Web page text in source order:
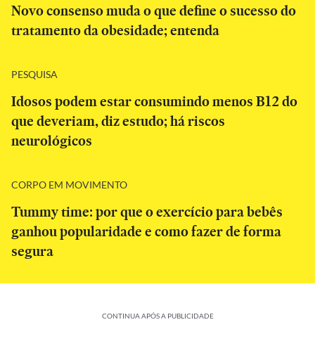
Novo consenso muda o que define o sucesso do
tratamento da obesidade; entenda
PESQUISA
Idosos podem estar consumindo menos B12 do
que deveriam, diz estudo; há riscos
neurológicos
CORPO EM MOVIMENTO
Tummy time: por que o exercício para bebês
ganhou popularidade e como fazer de forma
segura
CONTINUA APÓS A PUBLICIDADE